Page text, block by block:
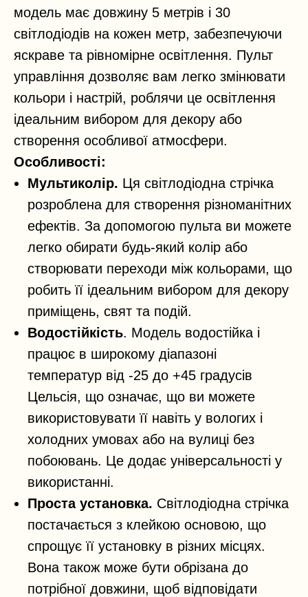
модель має довжину 5 метрів і 30
світлодіодів на кожен метр, забезпечуючи
яскраве та рівномірне освітлення. Пульт
управління дозволяє вам легко змінювати
кольори і настрій, роблячи це освітлення
ідеальним вибором для декору або
створення особливої атмосфери.
Особливості:
Мультиколір. Ця світлодіодна стрічка
розроблена для створення різноманітних
ефектів. За допомогою пульта ви можете
легко обирати будь-який колір або
створювати переходи між кольорами, що
робить її ідеальним вибором для декору
приміщень, свят та подій.
Водостійкість. Модель водостійка і
працює в широкому діапазоні
температур від -25 до +45 градусів
Цельсія, що означає, що ви можете
використовувати її навіть у вологих і
холодних умовах або на вулиці без
побоювань. Це додає універсальності у
використанні.
Проста установка. Світлодіодна стрічка
постачається з клейкою основою, що
спрощує її установку в різних місцях.
Вона також може бути обрізана до
потрібної довжини, щоб відповідати